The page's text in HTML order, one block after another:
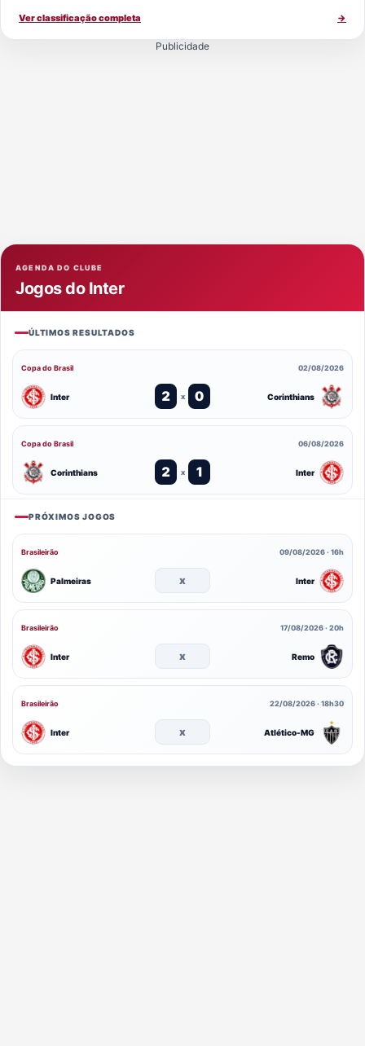
Ver classificação completa →
Publicidade
AGENDA DO CLUBE
Jogos do Inter
ÚLTIMOS RESULTADOS
Copa do Brasil 02/08/2026
Inter 2 x 0 Corinthians
Copa do Brasil 06/08/2026
Corinthians 2 x 1 Inter
PRÓXIMOS JOGOS
Brasileirão 09/08/2026 · 16h
Palmeiras x Inter
Brasileirão 17/08/2026 · 20h
Inter x Remo
Brasileirão 22/08/2026 · 18h30
Inter x Atlético-MG